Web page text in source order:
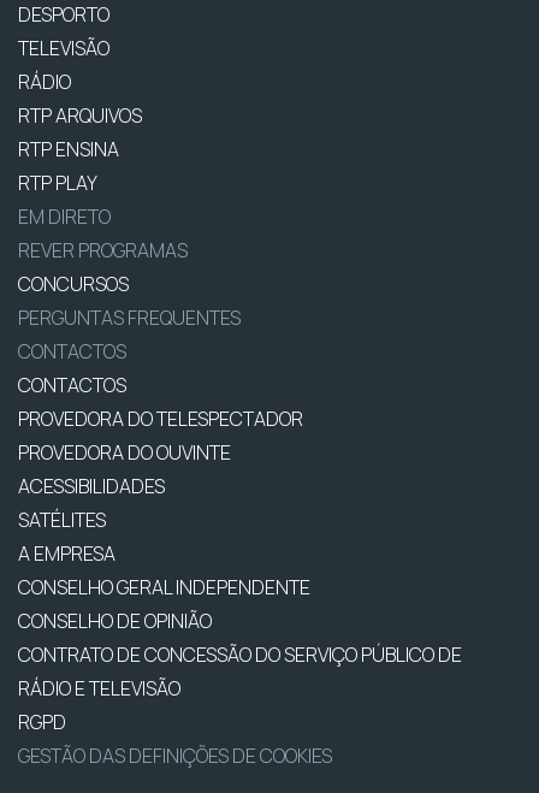
DESPORTO
TELEVISÃO
RÁDIO
RTP ARQUIVOS
RTP ENSINA
RTP PLAY
EM DIRETO
REVER PROGRAMAS
CONCURSOS
PERGUNTAS FREQUENTES
CONTACTOS
CONTACTOS
PROVEDORA DO TELESPECTADOR
PROVEDORA DO OUVINTE
ACESSIBILIDADES
SATÉLITES
A EMPRESA
CONSELHO GERAL INDEPENDENTE
CONSELHO DE OPINIÃO
CONTRATO DE CONCESSÃO DO SERVIÇO PÚBLICO DE
RÁDIO E TELEVISÃO
RGPD
GESTÃO DAS DEFINIÇÕES DE COOKIES